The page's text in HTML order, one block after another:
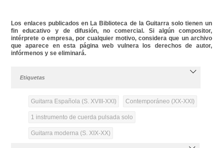
Los enlaces publicados en La Biblioteca de la Guitarra solo tienen un
fin educativo y de difusión, no comercial. Si algún compositor,
intérprete o empresa, por cualquier motivo, considera que un archivo
que aparece en esta página web vulnera los derechos de autor,
infórmenos y se eliminará.
Etiquetas
Guitarra Española (S. XVIII-XXI) Contemporáneo (XX-XXI)
1 instrumento de cuerda pulsada solo
Guitarra moderna (S. XIX-XX)